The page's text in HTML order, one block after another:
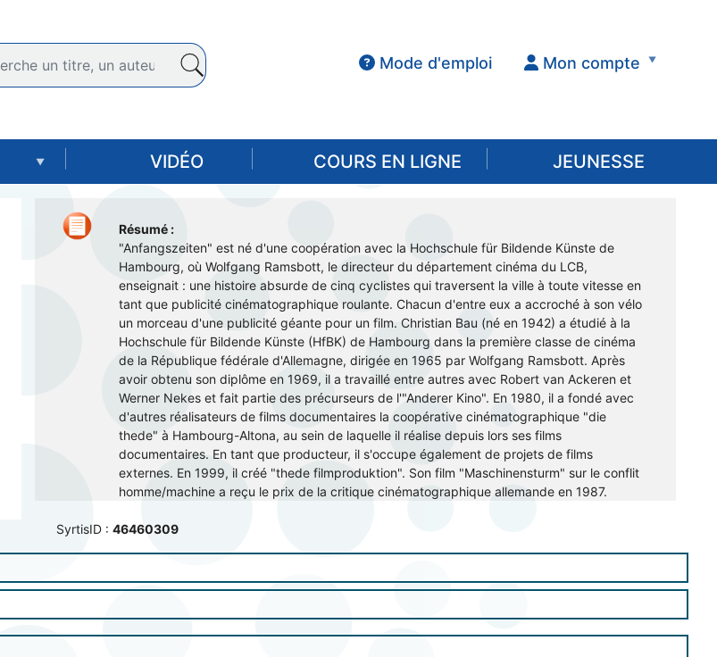
principal
Mode d'emploi Mon compte
VIDÉO COURS EN LIGNE JEUNESSE
Résumé :
"Anfangszeiten" est né d'une coopération avec la Hochschule für Bildende Künste de
Hambourg, où Wolfgang Ramsbott, le directeur du département cinéma du LCB,
enseignait : une histoire absurde de cinq cyclistes qui traversent la ville à toute vitesse en
tant que publicité cinématographique roulante. Chacun d'entre eux a accroché à son vélo
un morceau d'une publicité géante pour un film. Christian Bau (né en 1942) a étudié à la
Hochschule für Bildende Künste (HfBK) de Hambourg dans la première classe de cinéma
de la République fédérale d'Allemagne, dirigée en 1965 par Wolfgang Ramsbott. Après
avoir obtenu son diplôme en 1969, il a travaillé entre autres avec Robert van Ackeren et
Werner Nekes et fait partie des précurseurs de l'"Anderer Kino". En 1980, il a fondé avec
d'autres réalisateurs de films documentaires la coopérative cinématographique "die
thede" à Hambourg-Altona, au sein de laquelle il réalise depuis lors ses films
documentaires. En tant que producteur, il s'occupe également de projets de films
externes. En 1999, il créé "thede filmproduktion". Son film "Maschinensturm" sur le conflit
homme/machine a reçu le prix de la critique cinématographique allemande en 1987.
SyrtisID : 46460309